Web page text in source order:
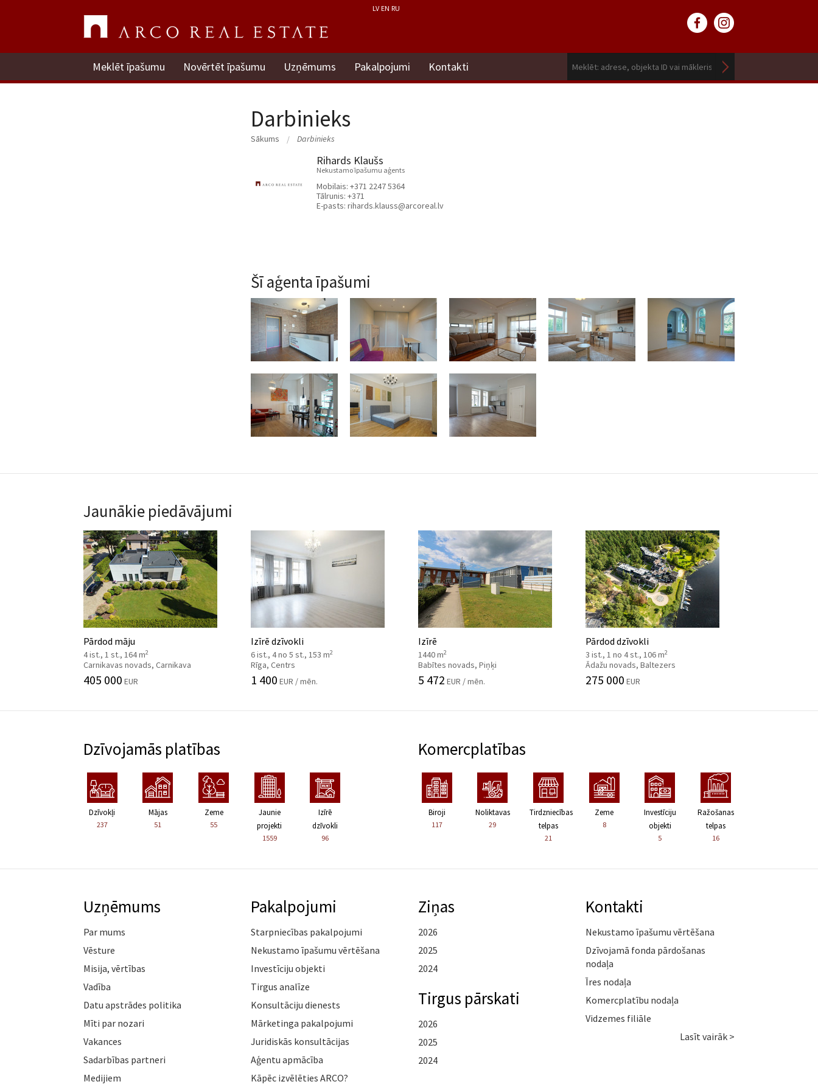
LV EN RU
Meklēt īpašumu Novērtēt īpašumu Uzņēmums Pakalpojumi Kontakti
Darbinieks
Sākums Darbinieks
Rihards Klaušs
Nekustamo īpašumu aģents
Mobilais: +371 2247 5364
Tālrunis: +371
E-pasts: rihards.klauss@arcoreal.lv
Šī aģenta īpašumi
Jaunākie piedāvājumi
Pārdod māju
4 ist., 1 st., 164 m2
Carnikavas novads, Carnikava
405 000 EUR
Izīrē dzīvokli
6 ist., 4 no 5 st., 153 m2
Rīga, Centrs
1 400 EUR / mēn.
Izīrē
1440 m2
Babītes novads, Piņķi
5 472 EUR / mēn.
Pārdod dzīvokli
3 ist., 1 no 4 st., 106 m2
Ādažu novads, Baltezers
275 000 EUR
Dzīvojamās platības
Dzīvokļi
237
Mājas
51
Zeme
55
Jaunie
projekti
1559
Izīrē
dzīvokli
96
Komercplatības
Biroji
117
Noliktavas
29
Tirdzniecības
telpas
21
Zeme
8
Investīciju
objekti
5
Ražošanas
telpas
16
Uzņēmums
Par mums
Vēsture
Misija, vērtības
Vadība
Datu apstrādes politika
Mīti par nozari
Vakances
Sadarbības partneri
Medijiem
Pakalpojumi
Starpniecības pakalpojumi
Nekustamo īpašumu vērtēšana
Investīciju objekti
Tirgus analīze
Konsultāciju dienests
Mārketinga pakalpojumi
Juridiskās konsultācijas
Aģentu apmācība
Kāpēc izvēlēties ARCO?
Ziņas
2026
2025
2024
Tirgus pārskati
2026
2025
2024
Kontakti
Nekustamo īpašumu vērtēšana
Dzīvojamā fonda pārdošanas
nodaļa
Īres nodaļa
Komercplatību nodaļa
Vidzemes filiāle
Lasīt vairāk >